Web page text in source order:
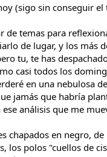
(sigo sin conseguir
de temas para
de lugar, y los más
tu, te has
casi todos los
en una nebulosa
jamás que habría
análisis que me
chapados en negro,
los polos "cuellos de